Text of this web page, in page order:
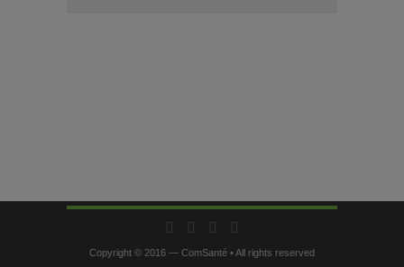
Copyright © 2016 — ComSanté • All rights reserved